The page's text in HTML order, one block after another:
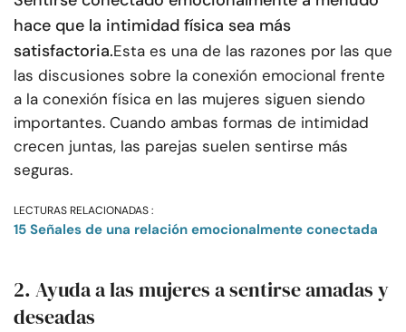
hace que la intimidad física sea más
satisfactoria.Esta es una de las razones por las que
las discusiones sobre la conexión emocional frente
a la conexión física en las mujeres siguen siendo
importantes. Cuando ambas formas de intimidad
crecen juntas, las parejas suelen sentirse más
seguras.
LECTURAS RELACIONADAS :
15 Señales de una relación emocionalmente conectada
2. Ayuda a las mujeres a sentirse amadas y
deseadas